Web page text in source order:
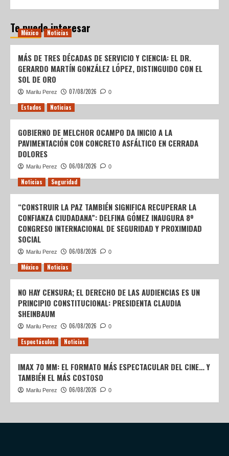
Te puede interesar
México Noticias
MÁS DE TRES DÉCADAS DE SERVICIO Y CIENCIA: EL DR.
GERARDO MARTÍN GONZÁLEZ LÓPEZ, DISTINGUIDO CON EL
SOL DE ORO
Marilu Perez 07/08/2026 0
Estados Noticias
GOBIERNO DE MELCHOR OCAMPO DA INICIO A LA
PAVIMENTACIÓN CON CONCRETO ASFÁLTICO EN CERRADA
DOLORES
Marilu Perez 06/08/2026 0
Noticias Seguridad
“CONSTRUIR LA PAZ TAMBIÉN SIGNIFICA RECUPERAR LA
CONFIANZA CIUDADANA”: DELFINA GÓMEZ INAUGURA 8º
CONGRESO INTERNACIONAL DE SEGURIDAD Y PROXIMIDAD
SOCIAL
Marilu Perez 06/08/2026 0
México Noticias
NO HAY CENSURA; EL DERECHO DE LAS AUDIENCIAS ES UN
PRINCIPIO CONSTITUCIONAL: PRESIDENTA CLAUDIA
SHEINBAUM
Marilu Perez 06/08/2026 0
Espectáculos Noticias
IMAX 70 MM: EL FORMATO MÁS ESPECTACULAR DEL CINE… Y
TAMBIÉN EL MÁS COSTOSO
Marilu Perez 06/08/2026 0